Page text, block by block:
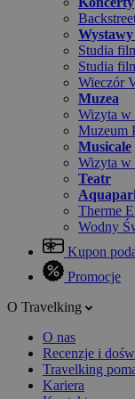
Studia
Studia
Wieczór
Muzea
Wizyta w
Muzeum
Musicale
Wizyta w
Teatr
Therme
Wodny
Kupon
Promocje
O Travelking
O nas
Recenzje i
Travelking
Kariera